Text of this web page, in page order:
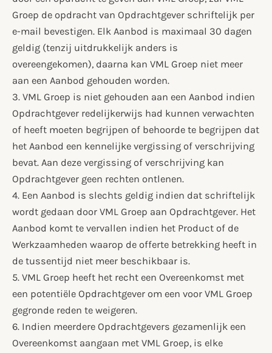
Groep de opdracht van Opdrachtgever schriftelijk per
e-mail bevestigen. Elk Aanbod is maximaal 30 dagen
geldig (tenzij uitdrukkelijk anders is
overeengekomen), daarna kan VML Groep niet meer
aan een Aanbod gehouden worden.
3. VML Groep is niet gehouden aan een Aanbod indien
Opdrachtgever redelijkerwijs had kunnen verwachten
of heeft moeten begrijpen of behoorde te begrijpen dat
het Aanbod een kennelijke vergissing of verschrijving
bevat. Aan deze vergissing of verschrijving kan
Opdrachtgever geen rechten ontlenen.
4. Een Aanbod is slechts geldig indien dat schriftelijk
wordt gedaan door VML Groep aan Opdrachtgever. Het
Aanbod komt te vervallen indien het Product of de
Werkzaamheden waarop de offerte betrekking heeft in
de tussentijd niet meer beschikbaar is.
5. VML Groep heeft het recht een Overeenkomst met
een potentiële Opdrachtgever om een voor VML Groep
gegronde reden te weigeren.
6. Indien meerdere Opdrachtgevers gezamenlijk een
Overeenkomst aangaan met VML Groep, is elke